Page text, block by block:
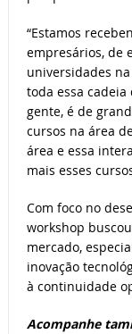
“Estamos
empresários, de
universidades
toda essa cadeia
gente, é de
cursos na área
área e essa
mais esses
Com foco no
workshop
mercado,
inovação
à continuidade
Acompanhe